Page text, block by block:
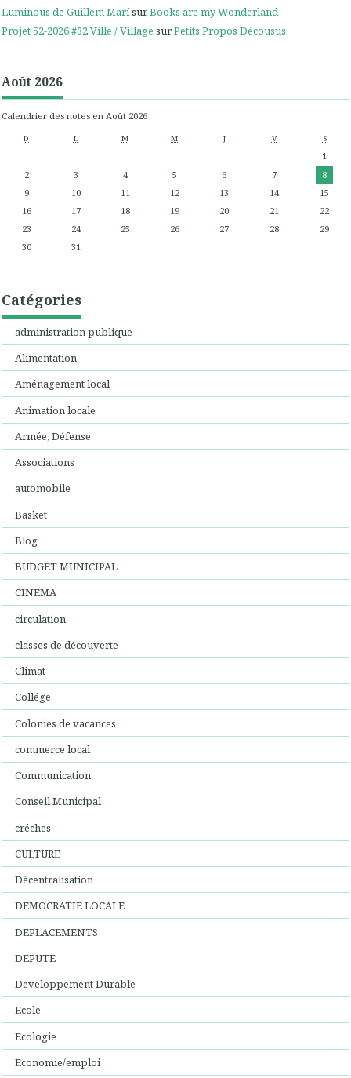
Luminous de Guillem MarísurBooks are my Wonderland
Projet 52-2026 #32 Ville / Village surPetits Propos Décousus
Août 2026
Calendrier des notes en Août 2026
D L M M J V S
1
2
3 4 5 6 7
8
9
10 11 12 13 14
15
16
17 18 19 20 21
22
23
24 25 26 27 28
29
30
31
Catégories
administration publique
Alimentation
Aménagement local
Animation locale
Armée, Défense
Associations
automobile
Basket
Blog
BUDGET MUNICIPAL
CINEMA
circulation
classes de découverte
Climat
Collége
Colonies de vacances
commerce local
Communication
Conseil Municipal
créches
CULTURE
Décentralisation
DEMOCRATIE LOCALE
DEPLACEMENTS
DEPUTE
Developpement Durable
Ecole
Ecologie
Economie/emploi